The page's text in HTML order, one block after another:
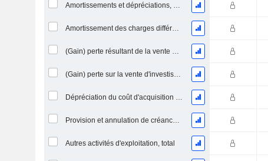
Amortissements et dépréciations, Total
Amortissement des charges différées, Total - (CF)
(Gain) perte résultant de la vente d'un actif
(Gain) perte sur la vente d'investissements - (CF)
Dépréciation du coût d'acquisition d'actifs et dépenses de restructuration
Provision et annulation de créances irrécouvrables
Autres activités d'exploitation, total